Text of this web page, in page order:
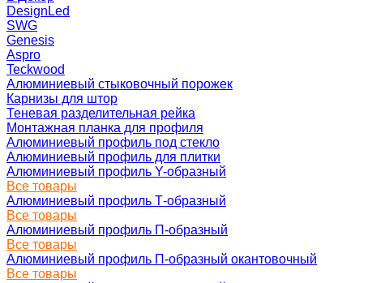
DesignLed
SWG
Genesis
Aspro
Teckwood
Алюминиевый стыковочный порожек
Карнизы для штор
Теневая разделительная рейка
Монтажная планка для профиля
Алюминиевый профиль под стекло
Алюминиевый профиль для плитки
Алюминиевый профиль Y-образный
Все товары
Алюминиевый профиль Т-образный
Все товары
Алюминиевый профиль П-образный
Все товары
Алюминиевый профиль П-образный окантовочный
Все товары